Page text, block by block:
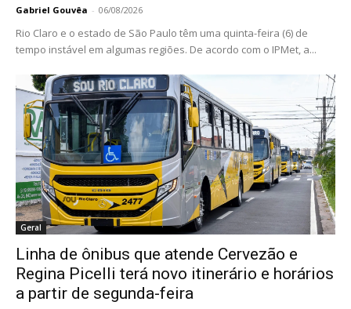
Gabriel Gouvêa - 06/08/2026
Rio Claro e o estado de São Paulo têm uma quinta-feira (6) de
tempo instável em algumas regiões. De acordo com o IPMet, a...
Geral
Linha de ônibus que atende Cervezão e
Regina Picelli terá novo itinerário e horários
a partir de segunda-feira